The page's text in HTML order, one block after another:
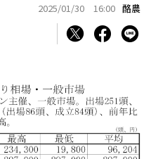
2025/01/30 16:00 酪農